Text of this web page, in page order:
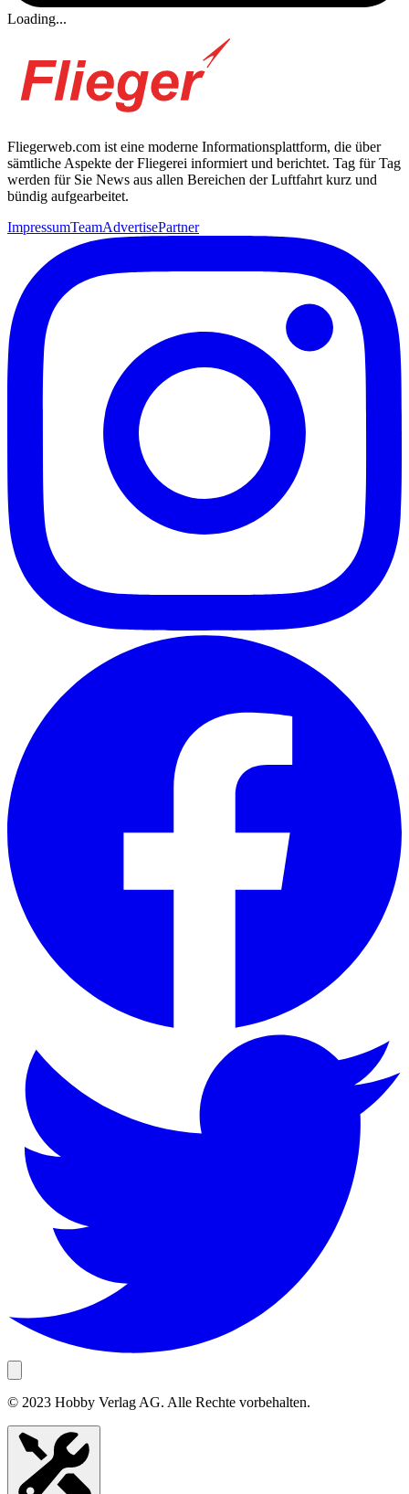
Loading...
Fliegerweb.com ist eine moderne Informationsplattform, die über
sämtliche Aspekte der Fliegerei informiert und berichtet. Tag für Tag
werden für Sie News aus allen Bereichen der Luftfahrt kurz und
bündig aufgearbeitet.
ImpressumTeamAdvertisePartner
© 2023 Hobby Verlag AG. Alle Rechte vorbehalten.